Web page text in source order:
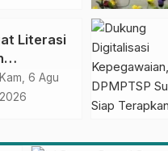
Literasi
Kam, 6 Agu
2026